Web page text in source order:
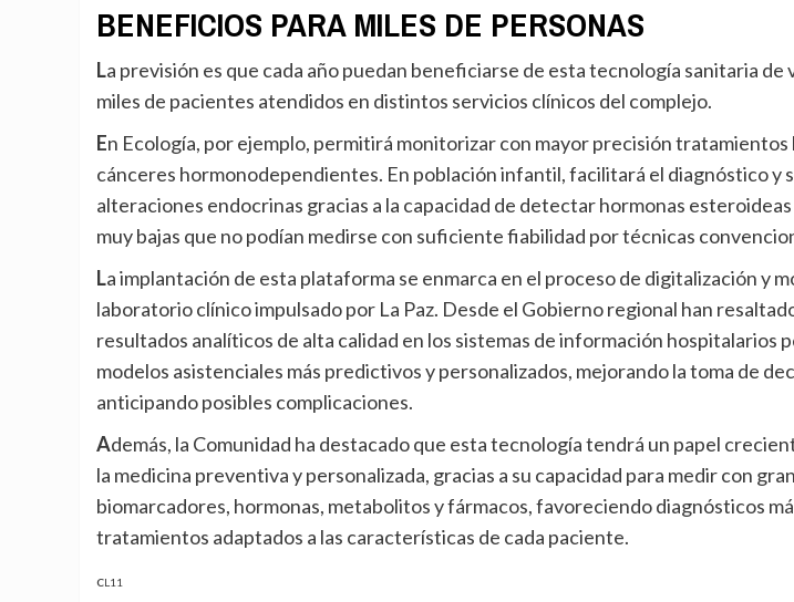
BENEFICIOS PARA MILES DE PERSONAS
La previsión es que cada año puedan beneficiarse de esta tecnología sanitaria de vanguardia varios
miles de pacientes atendidos en distintos servicios clínicos del complejo.
En Ecología, por ejemplo, permitirá monitorizar con mayor precisión tratamientos hormonales en
cánceres hormonodependientes. En población infantil, facilitará el diagnóstico y
alteraciones endocrinas gracias a la capacidad de detectar hormonas
muy bajas que no podían medirse con suficiente fiabilidad por técnicas
La implantación de esta plataforma se enmarca en el proceso de digitalización y modernización del
laboratorio clínico impulsado por La Paz. Desde el Gobierno regional han
resultados analíticos de alta calidad en los sistemas de información hospitalarios
modelos asistenciales más predictivos y personalizados, mejorando la toma de
anticipando posibles complicaciones.
Además, la Comunidad ha destacado que esta tecnología tendrá un papel creciente en el desarrollo de
la medicina preventiva y personalizada, gracias a su capacidad para medir con
biomarcadores, hormonas, metabolitos y fármacos, favoreciendo diagnósticos
tratamientos adaptados a las características de cada paciente.
CL11